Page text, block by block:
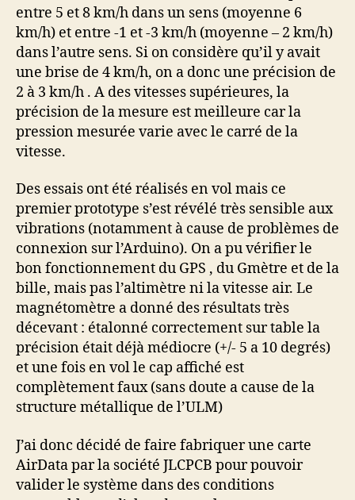
entre 5 et 8 km/h dans un sens (moyenne 6
km/h) et entre -1 et -3 km/h (moyenne – 2 km/h)
dans l’autre sens. Si on considère qu’il y avait
une brise de 4 km/h, on a donc une précision de
2 à 3 km/h . A des vitesses supérieures, la
précision de la mesure est meilleure car la
pression mesurée varie avec le carré de la
vitesse.
Des essais ont été réalisés en vol mais ce
premier prototype s’est révélé très sensible aux
vibrations (notamment à cause de problèmes de
connexion sur l’Arduino). On a pu vérifier le
bon fonctionnement du GPS , du Gmètre et de la
bille, mais pas l’altimètre ni la vitesse air. Le
magnétomètre a donné des résultats très
décevant : étalonné correctement sur table la
précision était déjà médiocre (+/- 5 a 10 degrés)
et une fois en vol le cap affiché est
complètement faux (sans doute a cause de la
structure métallique de l’ULM)
J’ai donc décidé de faire fabriquer une carte
AirData par la société JLCPCB pour pouvoir
valider le système dans des conditions